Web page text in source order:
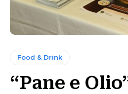
Food & Drink
“Pane e